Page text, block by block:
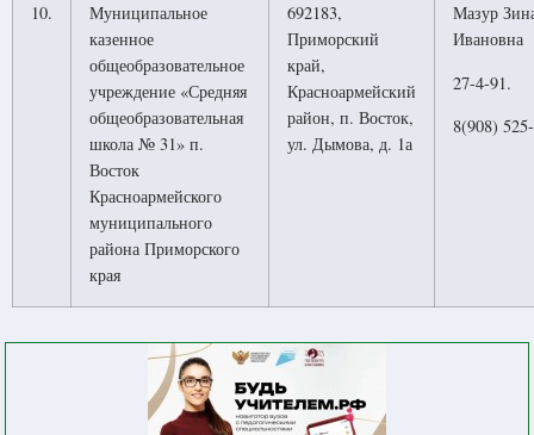
10.
Муниципальное
казенное
общеобразовательное
учреждение «Средняя
общеобразовательная
школа № 31» п.
Восток
Красноармейского
муниципального
района Приморского
края
692183,
Приморский
край,
Красноармейский
район, п. Восток,
ул. Дымова, д. 1а
Мазур
Ивановна
27-4-91.
8(908)